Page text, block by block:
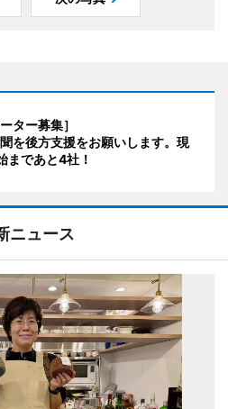
ター募集］
を後方支援をお願いします。現
まであと4社！
ニュース